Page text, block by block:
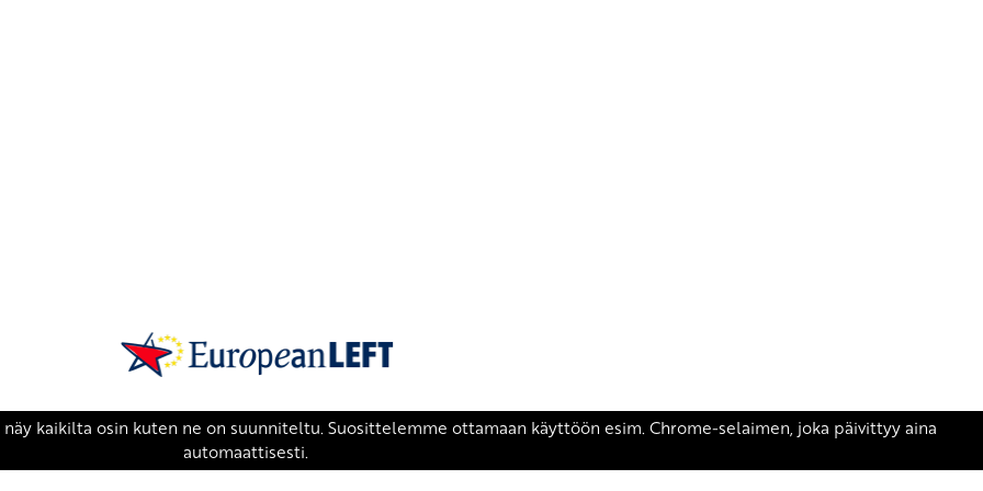
SKP on Euroopan Vasemmistopuolueen jäsen.
european-left.org
european-left.org/manifesto/